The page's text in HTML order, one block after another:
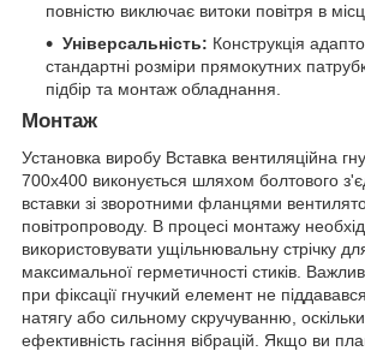
повністю виключає витоки повітря в
Універсальність: Конструкція
стандартні розміри прямокутних
підбір та монтаж обладнання.
Монтаж
Установка виробу Вставка вентиляційна
700x400 виконується шляхом болтового
вставки зі зворотними фланцями
повітропроводу. В процесі монтажу
використовувати ущільнювальну стрічку
максимальної герметичності стиків.
при фіксації гнучкий елемент не
натягу або сильному скручуванню,
ефективність гасіння вібрацій. Якщо ви